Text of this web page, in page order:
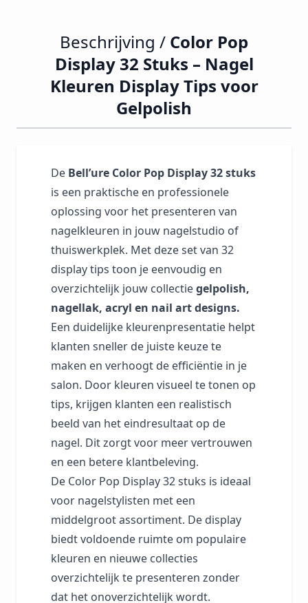
Beschrijving / Color Pop
Display 32 Stuks – Nagel
Kleuren Display Tips voor
Gelpolish
De Bell’ure Color Pop Display 32 stuks
is een praktische en professionele
oplossing voor het presenteren van
nagelkleuren in jouw nagelstudio of
thuiswerkplek. Met deze set van 32
display tips toon je eenvoudig en
overzichtelijk jouw collectiegelpolish,
nagellak, acryl en nail art designs.
Een duidelijke kleurenpresentatie helpt
klanten sneller de juiste keuze te
maken en verhoogt de efficiëntie in je
salon. Door kleuren visueel te tonen op
tips, krijgen klanten een realistisch
beeld van het eindresultaat op de
nagel. Dit zorgt voor meer vertrouwen
en een betere klantbeleving.
De Color Pop Display 32 stuks is ideaal
voor nagelstylisten met een
middelgroot assortiment. De display
biedt voldoende ruimte om populaire
kleuren en nieuwe collecties
overzichtelijk te presenteren zonder
dat het onoverzichtelijk wordt.